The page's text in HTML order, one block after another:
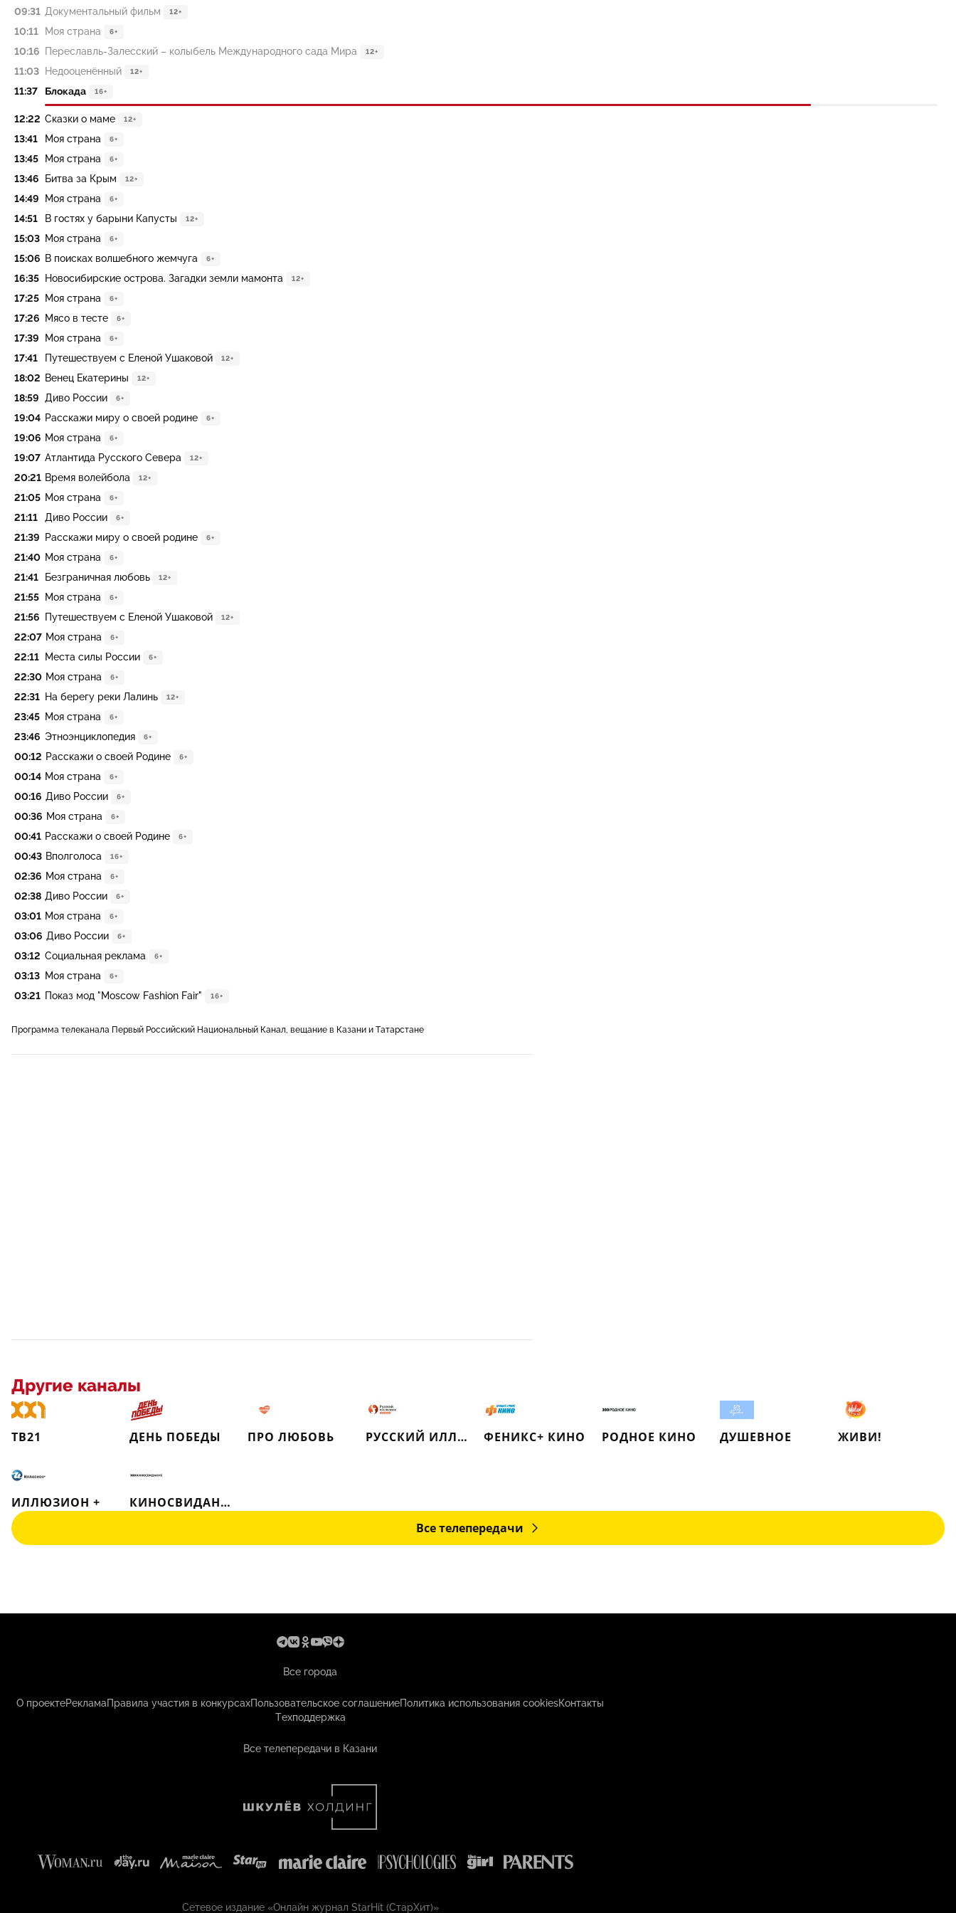
09:31 Документальный фильм 12+
10:11 Моя страна 6+
10:16 Переславль-Залесский – колыбель Международного сада Мира 12+
11:03 Недооценённый 12+
11:37 Блокада 16+
12:22 Сказки о маме 12+
13:41 Моя страна 6+
13:45 Моя страна 6+
13:46 Битва за Крым 12+
14:49 Моя страна 6+
14:51 В гостях у барыни Капусты 12+
15:03 Моя страна 6+
15:06 В поисках волшебного жемчуга 6+
16:35 Новосибирские острова. Загадки земли мамонта 12+
17:25 Моя страна 6+
17:26 Мясо в тесте 6+
17:39 Моя страна 6+
17:41 Путешествуем с Еленой Ушаковой 12+
18:02 Венец Екатерины 12+
18:59 Диво России 6+
19:04 Расскажи миру о своей родине 6+
19:06 Моя страна 6+
19:07 Атлантида Русского Севера 12+
20:21 Время волейбола 12+
21:05 Моя страна 6+
21:11 Диво России 6+
21:39 Расскажи миру о своей родине 6+
21:40 Моя страна 6+
21:41 Безграничная любовь 12+
21:55 Моя страна 6+
21:56 Путешествуем с Еленой Ушаковой 12+
22:07 Моя страна 6+
22:11 Места силы России 6+
22:30 Моя страна 6+
22:31 На берегу реки Лалинь 12+
23:45 Моя страна 6+
23:46 Этноэнциклопедия 6+
00:12 Расскажи о своей Родине 6+
00:14 Моя страна 6+
00:16 Диво России 6+
00:36 Моя страна 6+
00:41 Расскажи о своей Родине 6+
00:43 Вполголоса 16+
02:36 Моя страна 6+
02:38 Диво России 6+
03:01 Моя страна 6+
03:06 Диво России 6+
03:12 Социальная реклама 6+
03:13 Моя страна 6+
03:21 Показ мод "Moscow Fashion Fair" 16+
Программа телеканала Первый Российский Национальный Канал, вещание в Казани и Татарстане
Другие каналы
ТВ21 ДЕНЬ ПОБЕДЫ ПРО ЛЮБОВЬ РУССКИЙ ИЛЛЮЗИОН ФЕНИКС+ КИНО РОДНОЕ КИНО ДУШЕВНОЕ ЖИВИ!
ИЛЛЮЗИОН +
КИНОСВИДАНИЕ
Все телепередачи
Все города
О проектеРекламаПравила участия в конкурсахПользовательское соглашениеПолитика использования cookiesКонтакты
Техподдержка
Все телепередачи в Казани
Сетевое издание «Онлайн журнал StarHit (СтарХит)»